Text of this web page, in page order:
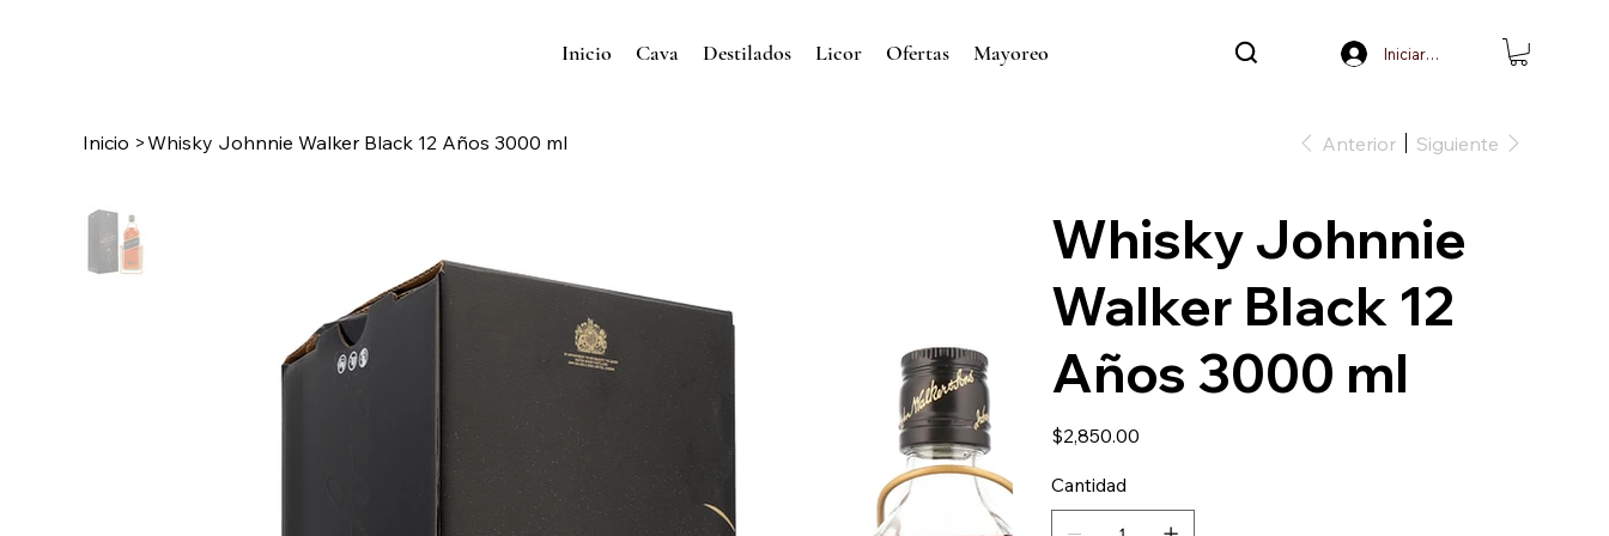
Inicio Cava Destilados Licor Ofertas Mayoreo Iniciar sesión
Inicio >Whisky Johnnie Walker Black 12 Años 3000 ml Anterior Siguiente
Whisky Johnnie
Walker Black 12
Años 3000 ml
Precio
$2,850.00
Cantidad